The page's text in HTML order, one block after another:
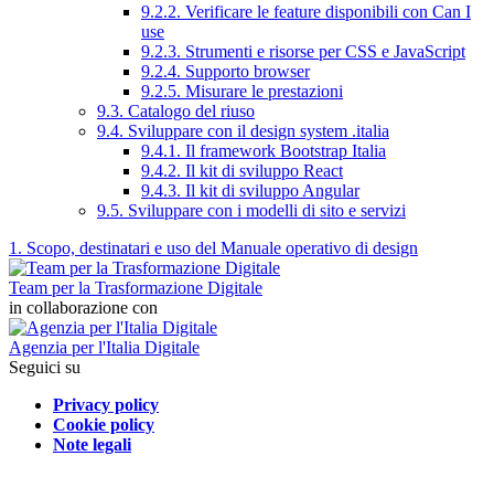
9.2.2. Verificare le feature disponibili con Can I
use
9.2.3. Strumenti e risorse per CSS e JavaScript
9.2.4. Supporto browser
9.2.5. Misurare le prestazioni
9.3. Catalogo del riuso
9.4. Sviluppare con il design system .italia
9.4.1. Il framework Bootstrap Italia
9.4.2. Il kit di sviluppo React
9.4.3. Il kit di sviluppo Angular
9.5. Sviluppare con i modelli di sito e servizi
1. Scopo, destinatari e uso del Manuale operativo di design
Team per la Trasformazione Digitale
in collaborazione con
Agenzia per l'Italia Digitale
Seguici su
Privacy policy
Cookie policy
Note legali